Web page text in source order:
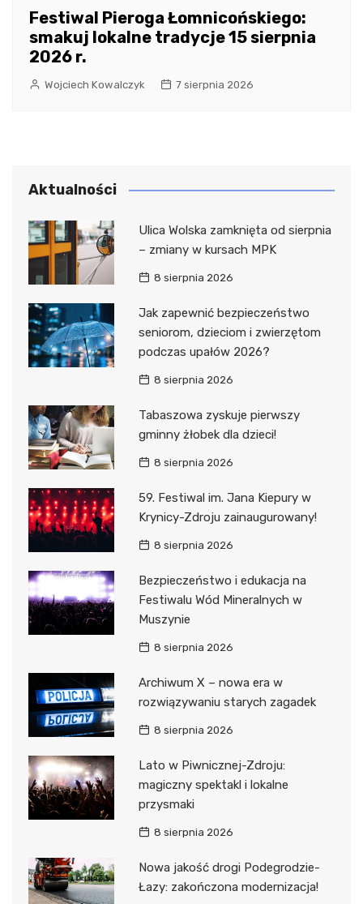
Festiwal Pieroga Łomnicońskiego:
smakuj lokalne tradycje 15 sierpnia
2026 r.
Wojciech Kowalczyk 7 sierpnia 2026
Aktualności
Ulica Wolska zamknięta od sierpnia
– zmiany w kursach MPK
8 sierpnia 2026
Jak zapewnić bezpieczeństwo
seniorom, dzieciom i zwierzętom
podczas upałów 2026?
8 sierpnia 2026
Tabaszowa zyskuje pierwszy
gminny żłobek dla dzieci!
8 sierpnia 2026
59. Festiwal im. Jana Kiepury w
Krynicy-Zdroju zainaugurowany!
8 sierpnia 2026
Bezpieczeństwo i edukacja na
Festiwalu Wód Mineralnych w
Muszynie
8 sierpnia 2026
Archiwum X – nowa era w
rozwiązywaniu starych zagadek
8 sierpnia 2026
Lato w Piwnicznej-Zdroju:
magiczny spektakl i lokalne
przysmaki
8 sierpnia 2026
Nowa jakość drogi Podegrodzie-
Łazy: zakończona modernizacja!